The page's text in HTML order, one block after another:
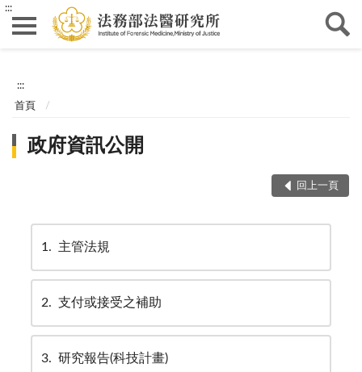
:::
:::
首頁
政府資訊公開
回上一頁
1 主管法規
2 支付或接受之補助
3 研究報告(科技計畫)